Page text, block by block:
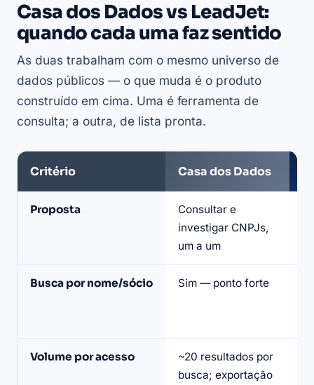
Casa dos Dados vs LeadJet:
quando cada uma faz sentido
As duas trabalham com o mesmo universo de
dados públicos — o que muda é o produto
construído em cima. Uma é ferramenta de
consulta; a outra, de lista pronta.
Critério Casa dos Dados
Proposta
Consultar e
investigar CNPJs,
um a um
Busca por nome/sócio Sim — ponto forte
Volume por acesso
~20 resultados por
busca; exportação